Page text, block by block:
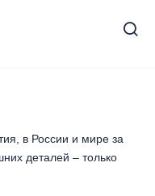
в России и мире за
деталей – только